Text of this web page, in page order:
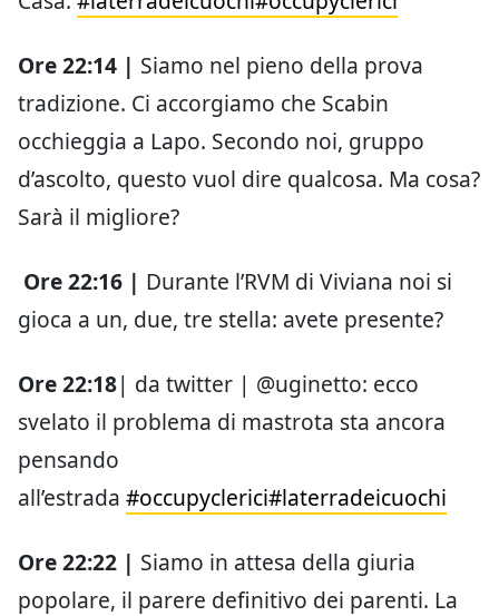
Ore 22:14 | Siamo nel pieno della prova
tradizione. Ci accorgiamo che Scabin
occhieggia a Lapo. Secondo noi, gruppo
d’ascolto, questo vuol dire qualcosa. Ma cosa?
Sarà il migliore?
Ore 22:16 | Durante l’RVM di Viviana noi si
gioca a un, due, tre stella: avete presente?
Ore 22:18| da twitter | @uginetto: ecco
svelato il problema di mastrota sta ancora
pensando
all’estrada #occupyclerici#laterradeicuochi
Ore 22:22 | Siamo in attesa della giuria
popolare, il parere definitivo dei parenti. La